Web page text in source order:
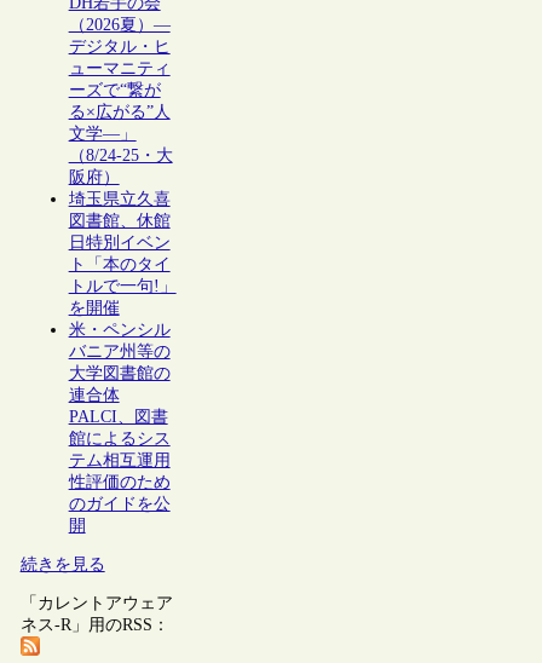
（2026夏）―
デジタル・ヒ
ューマニティ
ーズで“繋が
る×広がる”人
文学―」
（8/24-25・大
阪府）
埼玉県立久喜
図書館、休館
日特別イベン
ト「本のタイ
トルで一句!」
を開催
米・ペンシル
バニア州等の
大学図書館の
連合体
PALCI、図書
館によるシス
テム相互運用
性評価のため
のガイドを公
開
続きを見る
「カレントアウェア
ネス-R」用のRSS：